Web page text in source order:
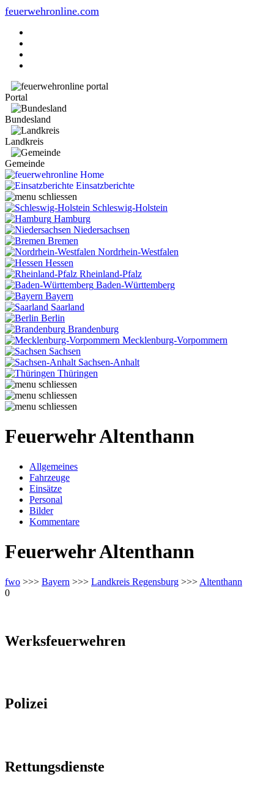
feuerwehronline.com
Portal
Bundesland
Landkreis
Gemeinde
Home
Einsatzberichte
Schleswig-Holstein
Hamburg
Niedersachsen
Bremen
Nordrhein-Westfalen
Hessen
Rheinland-Pfalz
Baden-Württemberg
Bayern
Saarland
Berlin
Brandenburg
Mecklenburg-Vorpommern
Sachsen
Sachsen-Anhalt
Thüringen
Feuerwehr Altenthann
Allgemeines
Fahrzeuge
Einsätze
Personal
Bilder
Kommentare
Feuerwehr Altenthann
fwo >>> Bayern >>> Landkreis Regensburg >>> Altenthann
0
Werksfeuerwehren
Polizei
Rettungsdienste